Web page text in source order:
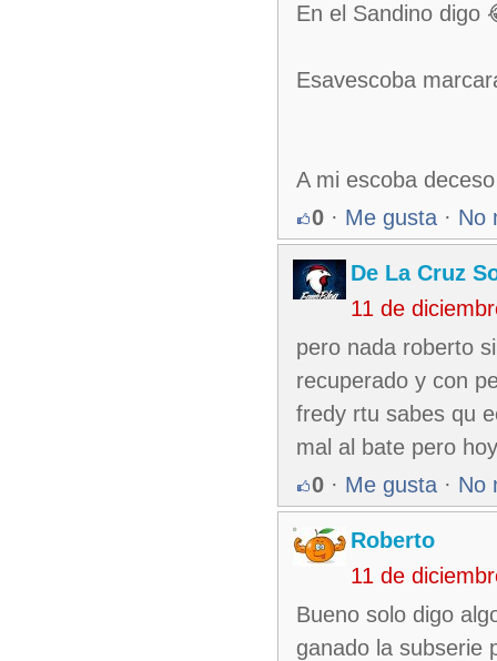
En el Sandino digo
Esavescoba
A mi escoba
0 · Me gusta · No
De La Cruz
11 de
pero nada roberto
recuperado y con
fredy rtu sabes qu
mal al bate pero
0 · Me gusta · No
Roberto
11 de
Bueno solo digo
ganado la subserie